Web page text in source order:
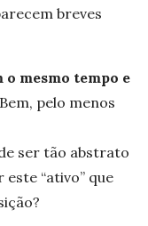
breves
mesmo tempo e
Bem, pelo menos
ser tão abstrato
“ativo” que